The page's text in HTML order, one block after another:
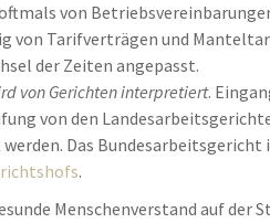
von
von Tarifverträgen und
der Zeiten angepasst.
von Gerichten interpretiert.
von den
Das
.
Menschenverstand auf der